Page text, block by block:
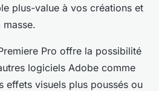
plus-value à vos créations et
Pro offre la possibilité
logiciels Adobe comme
effets visuels plus poussés ou